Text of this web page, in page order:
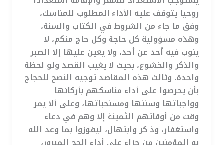
روحيا يتوقف عليه الأداء المطلوب للمناسك،
وفق ما جاء من الشروط في الكتاب والسنة،
وهذه مسؤولية كل حاجة وكل حاج منكم، لا
ينوب فيه أحد عن أحد، ولا يعين عليها إلا الصبر
والذكر والخشوع، بحيث لا يغيب القصد ولو لحظة
واحدة. وثالث هذه المقاصد توجيه النصح للحجاج
بأن يحرصوا على أداء مناسكهم بأركانها
وواجباتها وسننها ومستحباتها، وعلى ألا يمر
وقت من أوقاتهم الثمينة إلا وهم في دعاء
واستغفار، وذ كر وابتهال، ليفوزوا بما وعد الله